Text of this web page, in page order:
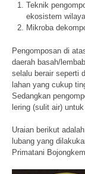
Teknik
ekosistem
Mikroba
Pengomposan di
daerah basah/
selalu berair seperti
lahan yang cukup
Sedangkan
lering (sulit air)
Uraian berikut
lubang yang
Primatani